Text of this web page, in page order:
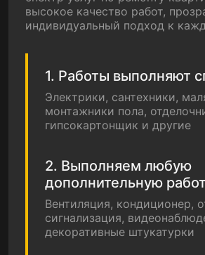
высокое качество работ,
индивидуальный подход к
1. Работы выполняют
Электрики, сантехники,
монтажники пола,
гипсокартонщик и другие
2. Выполняем любую
дополнительную
Вентиляция, кондиционер,
сигнализация,
декоративные штукатурки